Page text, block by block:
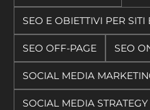
SEO E OBIETTIVI PER SITI
SEO OFF-PAGE SEO
SOCIAL MEDIA
SOCIAL MEDIA STRATEGY